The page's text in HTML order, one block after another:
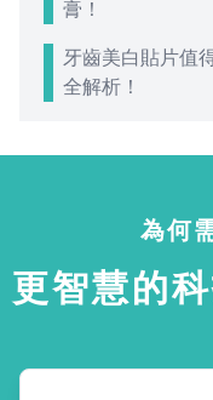
膏！
牙齒美白貼片值
全解析！
為何
更智慧的